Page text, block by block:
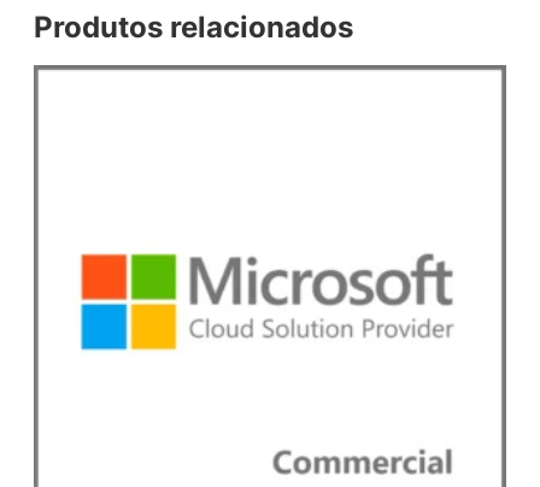
Produtos relacionados